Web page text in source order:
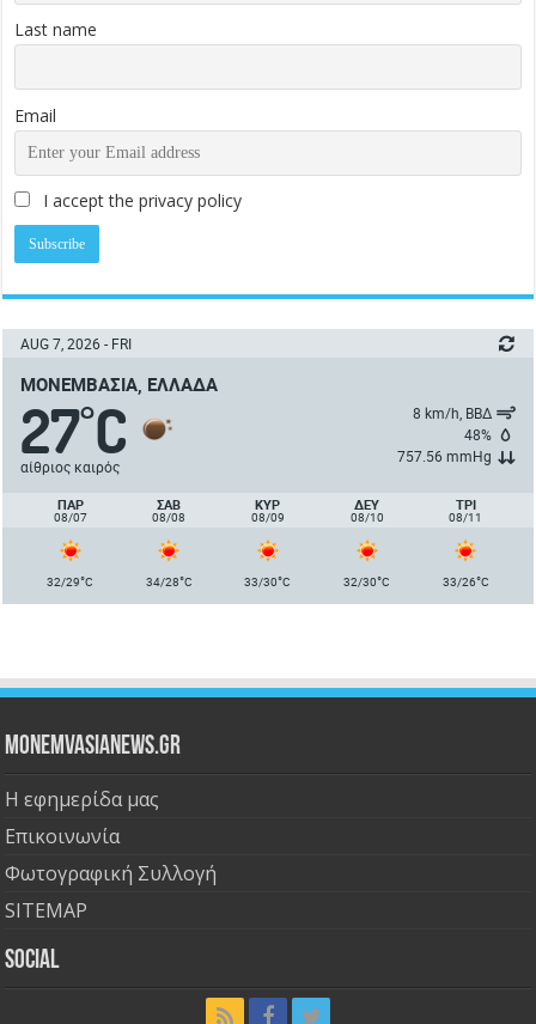
Last name
Email
I accept the privacy policy
AUG 7, 2026 - FRI
ΜΟΝΕΜΒΑΣΙΆ, ΕΛΛΆΔΑ
27°C
αίθριος καιρός
8 km/h, ΒΒΔ
48%
757.56 mmHg
ΠΑΡ
08/07
ΣΑΒ
08/08
ΚΥΡ
08/09
ΔΕΥ
08/10
ΤΡΙ
08/11
32/29°C 34/28°C 33/30°C 32/30°C 33/26°C
Monemvasianews.gr
Η εφημερίδα μας
Επικοινωνία
Φωτογραφική Συλλογή
SITEMAP
Social